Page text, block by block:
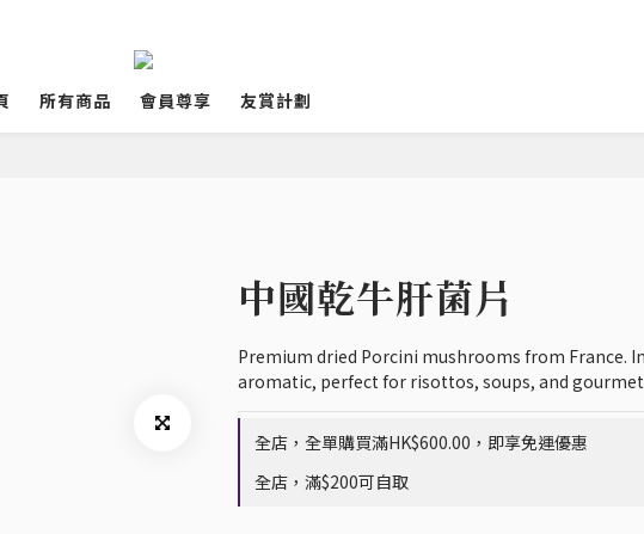
所有商品 會員尊享 友賞計劃
中國乾牛肝菌片
Premium dried Porcini mushrooms from France.
aromatic, perfect for risottos, soups, and gourmet
全店，全單購買滿HK$600.00，即享免運優惠
全店，滿$200可自取